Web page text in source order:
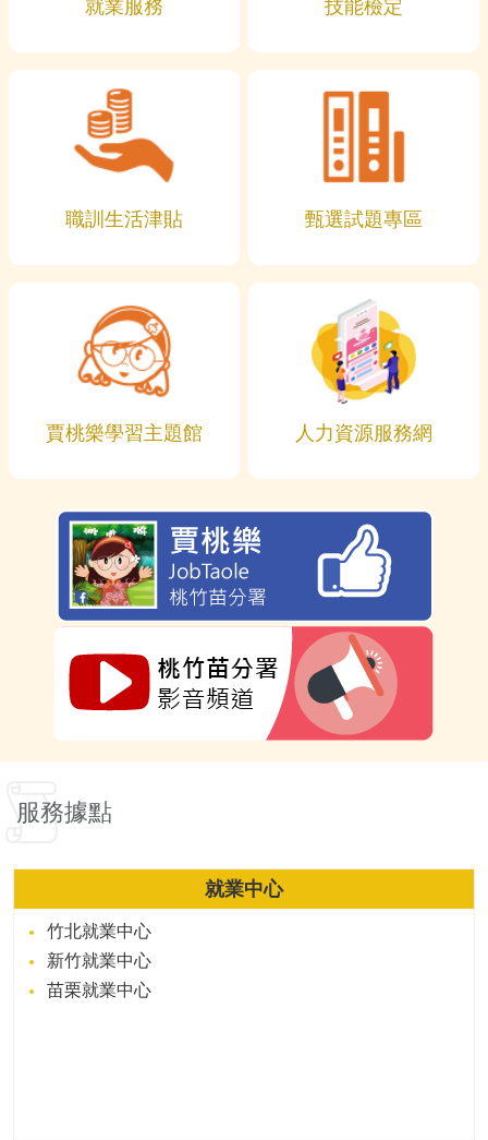
就業服務 技能檢定
職訓生活津貼 甄選試題專區
賈桃樂學習主題館 人力資源服務網
服務據點
就業中心
竹北就業中心
新竹就業中心
苗栗就業中心